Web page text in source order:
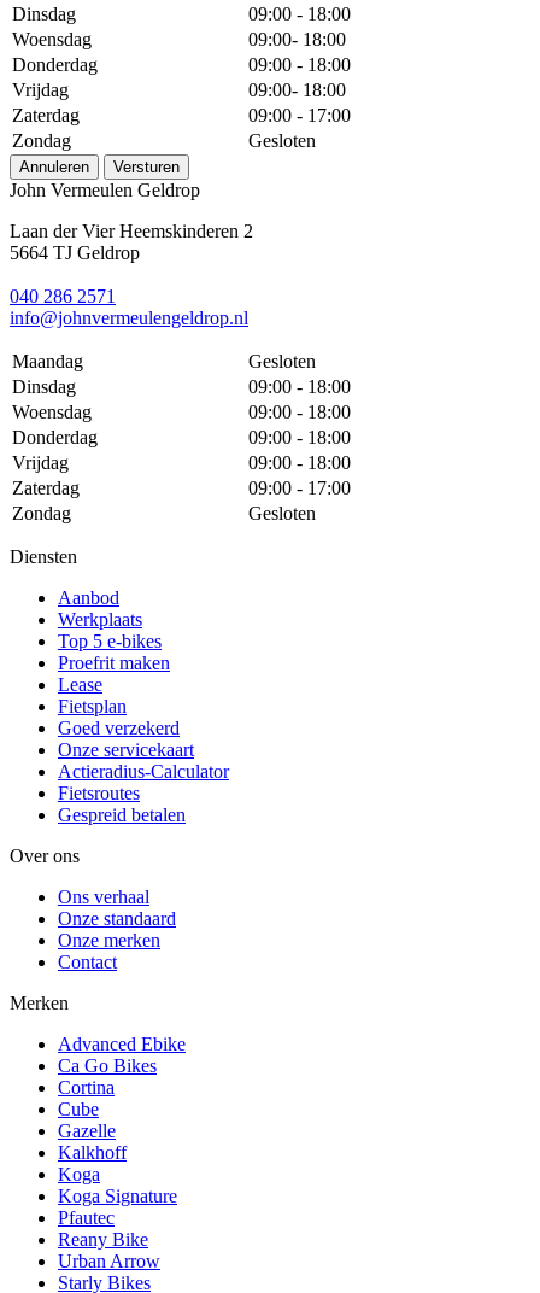
Dinsdag
09:00 - 18:00
Woensdag
09:00- 18:00
Donderdag
09:00 - 18:00
Vrijdag
09:00- 18:00
Zaterdag
09:00 - 17:00
Zondag
Gesloten
Annuleren Versturen
John Vermeulen Geldrop
Laan der Vier Heemskinderen 2
5664 TJ Geldrop
040 286 2571
info@johnvermeulengeldrop.nl
Maandag
Gesloten
Dinsdag
09:00 - 18:00
Woensdag
09:00 - 18:00
Donderdag
09:00 - 18:00
Vrijdag
09:00 - 18:00
Zaterdag
09:00 - 17:00
Zondag
Gesloten
Diensten
Aanbod
Werkplaats
Top 5 e-bikes
Proefrit maken
Lease
Fietsplan
Goed verzekerd
Onze servicekaart
Actieradius-Calculator
Fietsroutes
Gespreid betalen
Over ons
Ons verhaal
Onze standaard
Onze merken
Contact
Merken
Advanced Ebike
Ca Go Bikes
Cortina
Cube
Gazelle
Kalkhoff
Koga
Koga Signature
Pfautec
Reany Bike
Urban Arrow
Starly Bikes